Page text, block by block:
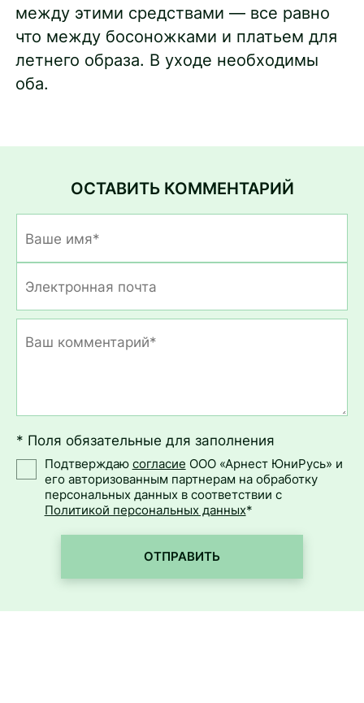
между этими средствами — все равно
что между босоножками и платьем для
летнего образа. В уходе необходимы
оба.
ОСТАВИТЬ КОММЕНТАРИЙ
* Поля обязательные для заполнения
Подтверждаю согласие ООО «Арнест ЮниРусь» и
его авторизованным партнерам на обработку
персональных данных в соответствии с
Политикой персональных данных*
ОТПРАВИТЬ